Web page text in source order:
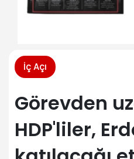
İç Açı
Görevden
HDP'liler,